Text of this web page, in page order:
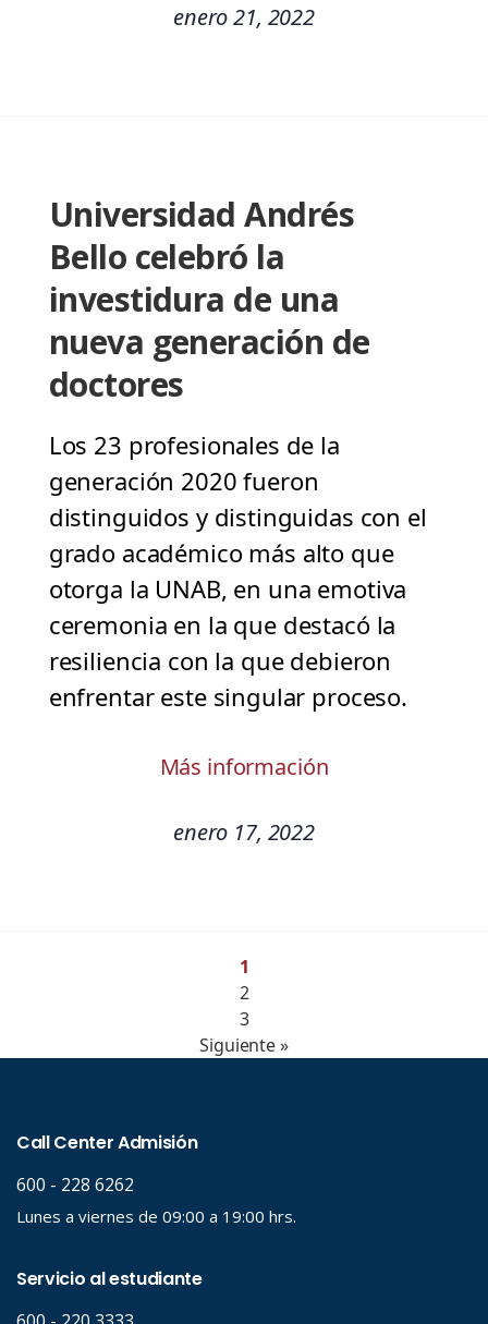
enero 21, 2022
Universidad Andrés
Bello celebró la
investidura de una
nueva generación de
doctores
Los 23 profesionales de la
generación 2020 fueron
distinguidos y distinguidas con el
grado académico más alto que
otorga la UNAB, en una emotiva
ceremonia en la que destacó la
resiliencia con la que debieron
enfrentar este singular proceso.
Más información
enero 17, 2022
1
2
3
Siguiente »